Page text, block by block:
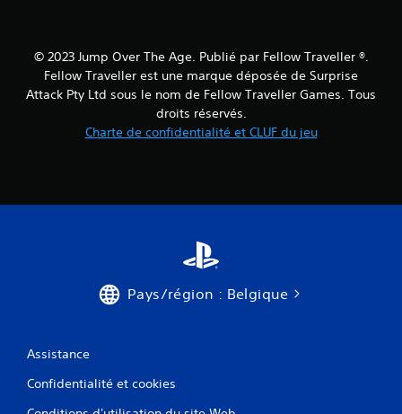
i
e
u
s
c
o
u
v
e
© 2023 Jump Over The Age. Publié par Fellow Traveller ®.
Fellow Traveller est une marque déposée de Surprise
Attack Pty Ltd sous le nom de Fellow Traveller Games. Tous
droits réservés.
Charte de confidentialité et CLUF du jeu
Pays/région : Belgique
Assistance
Confidentialité et cookies